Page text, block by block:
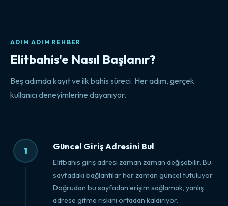
ADIM ADIM REHBER
Elitbahis'e Nasıl Başlanır?
Beş adımda kayıt ve ilk bahis süreci. Her adım, gerçek
kullanıcı deneyimlerine dayanıyor.
1 Güncel Giriş Adresini Bul
Elitbahis giriş adresi zaman zaman değişebilir. Bu
sayfadaki bağlantılar her zaman güncel tutuluyor.
Doğrudan bu sayfadan erişim sağlamak, yanlış
adrese gitme riskini ortadan kaldırıyor.